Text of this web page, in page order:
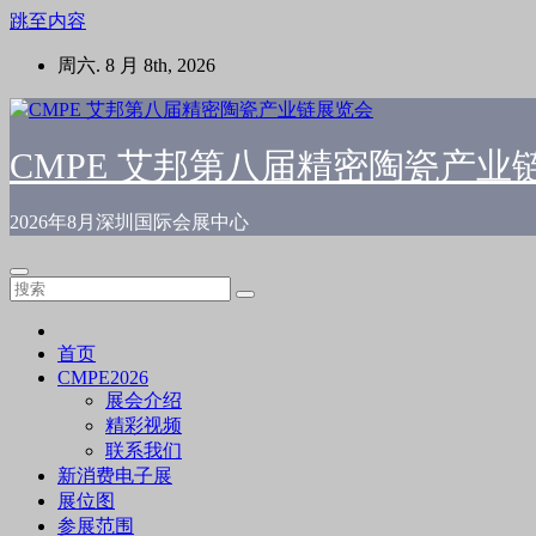
跳至内容
周六. 8 月 8th, 2026
CMPE 艾邦第八届精密陶瓷产业
2026年8月深圳国际会展中心
首页
CMPE2026
展会介绍
精彩视频
联系我们
新消费电子展
展位图
参展范围